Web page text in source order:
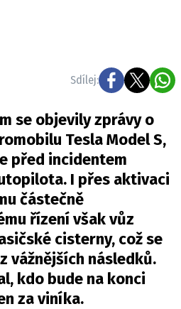
DAKAR
DOMOVA
ZE SVĚTA
PIT LANE
V AKCI
Sdílej:
se objevily zprávy o
Tesla Model S,
před incidentem
I přes aktivaci
částečně
řízení však vůz
cisterny, což se
vážnějších následků.
kdo bude na konci
za viníka.